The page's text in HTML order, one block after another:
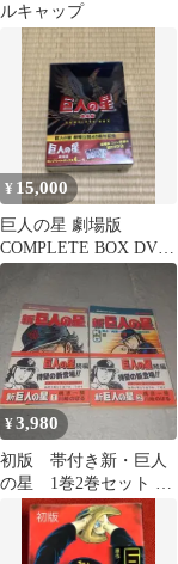
ルキャップ
¥ 15,000
巨人の星 劇場版
COMPLETE BOX DVD
4枚組 劇場公開40周年
¥3,980
初版 帯付き新・巨人
の星 1巻2巻セット 梶
原一騎 講談社 KCコミ
ックス